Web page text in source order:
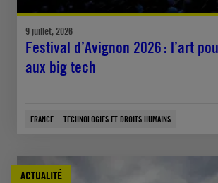
9 juillet, 2026
Festival d’Avignon 2026 : l’art
aux big tech
FRANCE TECHNOLOGIES ET DROITS HUMAINS
ACTUALITÉ